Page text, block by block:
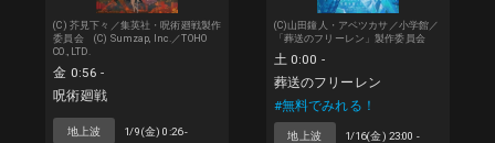
(C) 芥見下々／集英社・呪術廻戦製作
委員会 (C) Sumzap, Inc.／TOHO
CO., LTD.
金 0:56 -
呪術廻戦
地上波 1/9(金) 0:26 -
(C)山田鐘人・アベツカサ／小学館／
「葬送のフリーレン」製作委員会
土 0:00 -
葬送のフリーレン
#無料でみれる！
地上波 1/16(金) 23:00 -